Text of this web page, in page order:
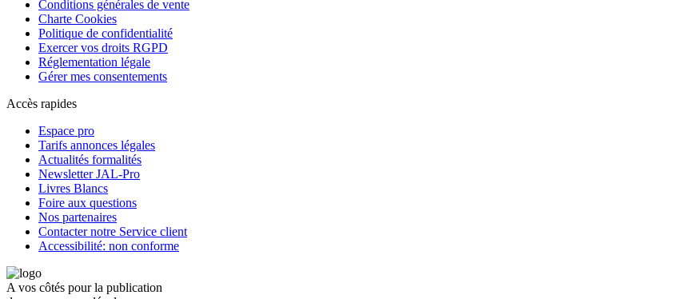
Conditions générales de vente
Charte Cookies
Politique de confidentialité
Exercer vos droits RGPD
Réglementation légale
Gérer mes consentements
Accès rapides
Espace pro
Tarifs annonces légales
Actualités formalités
Newsletter JAL-Pro
Livres Blancs
Foire aux questions
Nos partenaires
Contacter notre Service client
Accessibilité: non conforme
A vos côtés pour la publication